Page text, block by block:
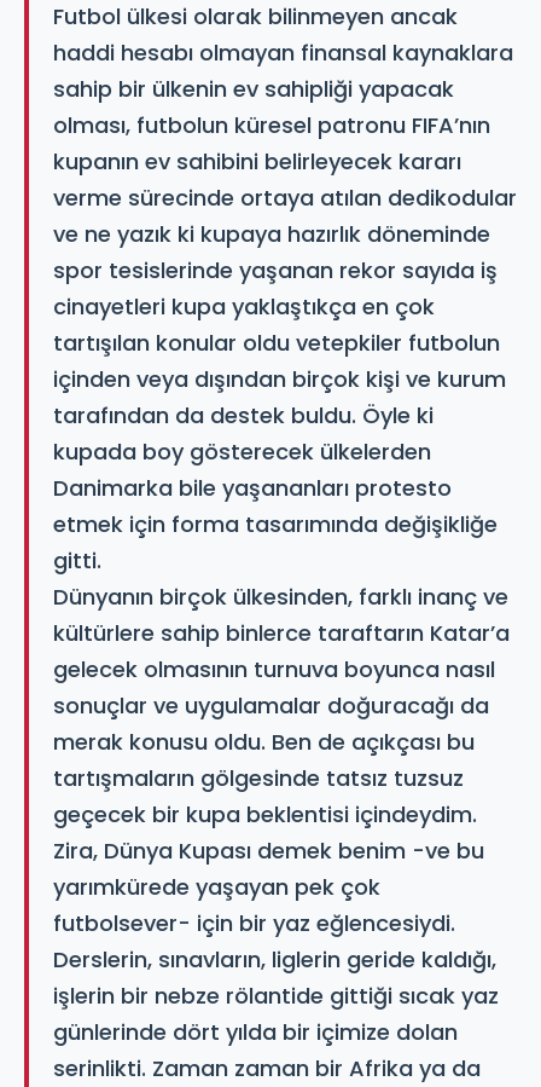
Futbol ülkesi olarak bilinmeyen ancak
haddi hesabı olmayan finansal kaynaklara
sahip bir ülkenin ev sahipliği yapacak
olması, futbolun küresel patronu FIFA’nın
kupanın ev sahibini belirleyecek kararı
verme sürecinde ortaya atılan dedikodular
ve ne yazık ki kupaya hazırlık döneminde
spor tesislerinde yaşanan rekor sayıda iş
cinayetleri kupa yaklaştıkça en çok
tartışılan konular oldu vetepkiler futbolun
içinden veya dışından birçok kişi ve kurum
tarafından da destek buldu. Öyle ki
kupada boy gösterecek ülkelerden
Danimarka bile yaşananları protesto
etmek için forma tasarımında değişikliğe
gitti.
Dünyanın birçok ülkesinden, farklı inanç ve
kültürlere sahip binlerce taraftarın Katar’a
gelecek olmasının turnuva boyunca nasıl
sonuçlar ve uygulamalar doğuracağı da
merak konusu oldu. Ben de açıkçası bu
tartışmaların gölgesinde tatsız tuzsuz
geçecek bir kupa beklentisi içindeydim.
Zira, Dünya Kupası demek benim -ve bu
yarımkürede yaşayan pek çok
futbolsever- için bir yaz eğlencesiydi.
Derslerin, sınavların, liglerin geride kaldığı,
işlerin bir nebze rölantide gittiği sıcak yaz
günlerinde dört yılda bir içimize dolan
serinlikti. Zaman zaman bir Afrika ya da